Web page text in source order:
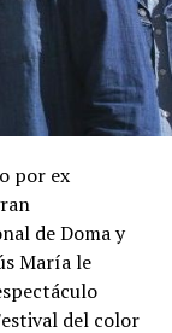
por ex
de Doma y
María le
del color